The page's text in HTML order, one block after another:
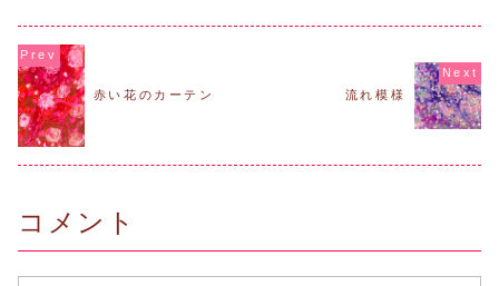
赤い花のカーテン 流れ模様
コメント